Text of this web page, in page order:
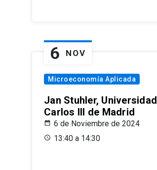
6 NOV
Microeconomía Aplicada
Jan Stuhler, Universidad
Carlos III de Madrid
6 de Noviembre de 2024
13:40 a 14:30